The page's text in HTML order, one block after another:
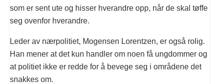
som er sent ute og hisser hverandre opp, når de skal tøffe
seg ovenfor hverandre.
Leder av nærpolitiet, Mogensen Lorentzen, er også rolig.
Han mener at det kun handler om noen få ungdommer og
at politiet ikke er redde for å bevege seg i områdene det
snakkes om.